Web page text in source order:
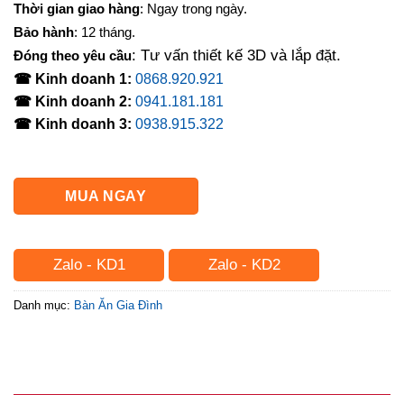
Thời gian giao hàng: Ngay trong ngày.
Bảo hành: 12 tháng.
Đóng theo yêu cầu: Tư vấn thiết kế 3D và lắp đặt.
☎ Kinh doanh 1: 0868.920.921
☎ Kinh doanh 2: 0941.181.181
☎ Kinh doanh 3: 0938.915.322
MUA NGAY
Zalo - KD1 Zalo - KD2
Danh mục: Bàn Ăn Gia Đình